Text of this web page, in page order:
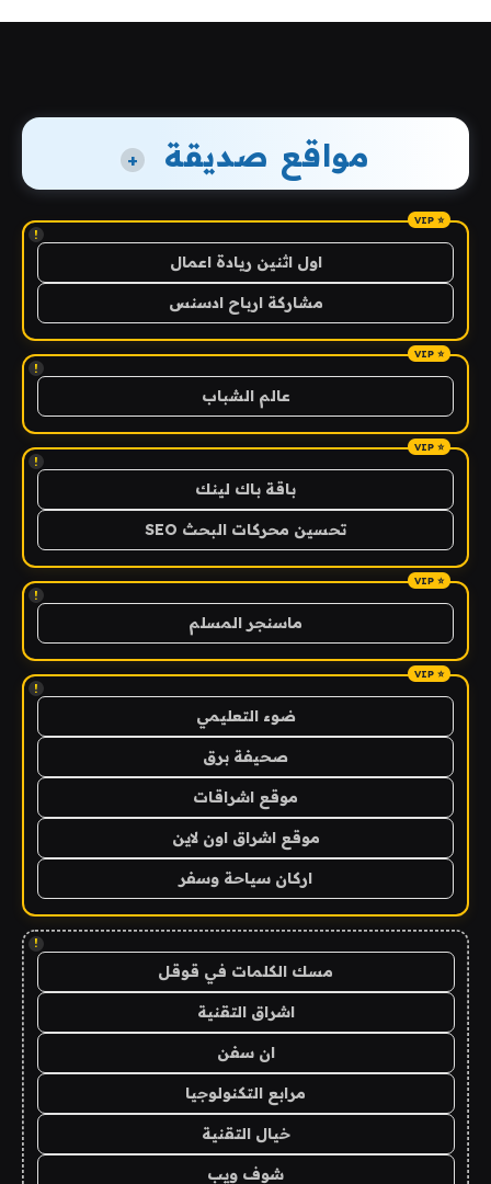
مواقع صديقة +
!
اول اثنين ريادة اعمال
مشاركة ارباح ادسنس
!
عالم الشباب
!
باقة باك لينك
تحسين محركات البحث SEO
!
ماسنجر المسلم
!
ضوء التعليمي
صحيفة برق
موقع اشراقات
موقع اشراق اون لاين
اركان سياحة وسفر
!
مسك الكلمات في قوقل
اشراق التقنية
ان سفن
مرابع التكنولوجيا
خيال التقنية
شوف ويب